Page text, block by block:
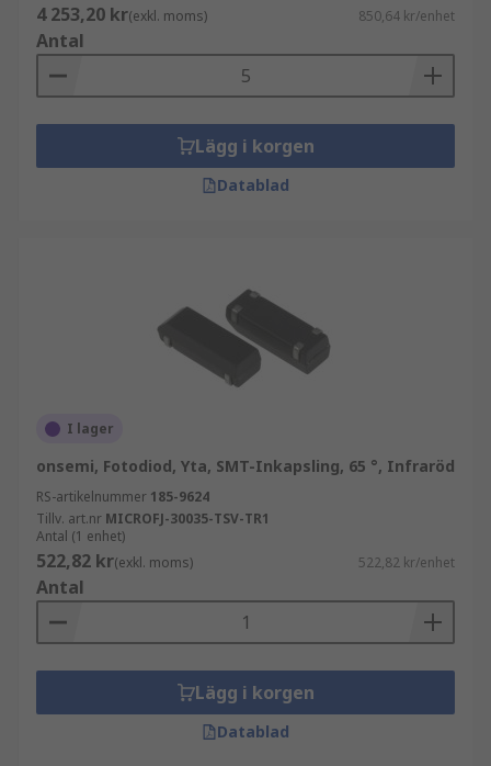
4 253,20 kr(exkl. moms) 850,64 kr/enhet
Antal
Lägg i korgen
Datablad
I lager
onsemi, Fotodiod, Yta, SMT-Inkapsling, 65 °, Infraröd
RS-artikelnummer 185-9624
Tillv. art.nr MICROFJ-30035-TSV-TR1
Antal (1 enhet)
522,82 kr(exkl. moms) 522,82 kr/enhet
Antal
Lägg i korgen
Datablad